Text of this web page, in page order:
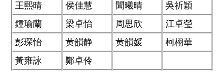
王熙晴
侯佳慧 聞曦晴
吳祈穎
鍾瑜蘭
梁卓怡 周思欣
江卓瑩
彭琛怡
黄韻静 黄韻媛
柯栩華
黃雍詠
鄭卓伶